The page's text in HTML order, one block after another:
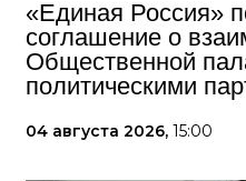
«Единая Россия»
соглашение о
Общественной
политическими
04 августа 2026, 15:00